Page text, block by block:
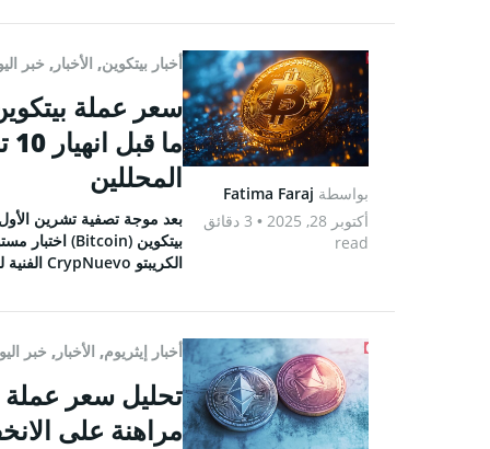
بواسطة Fatima Faraj
أكتوبر 28, 2025
• 3 دقائق
read
أخبار بيتكوين, الأخبار , خبر
المحللين
الكريبتو CrypNuevo الفنية لمجمعات السيولة وفجوة بورصة شيكاغو التجارية (CME).
أخبار إيثريوم, الأخبار , خبر